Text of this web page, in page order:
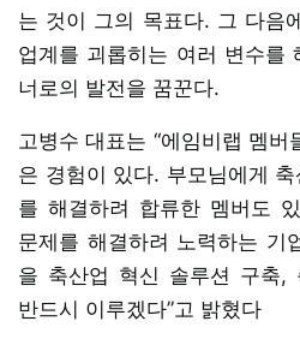
는 것이 그의 목표다. 그 다음
업계를 괴롭히는 여러 변수를
너로의 발전을 꿈꾼다.
고병수 대표는 “에임비랩 멤
은 경험이 있다. 부모님에게
를 해결하려 합류한 멤버도
문제를 해결하려 노력하는 기
을 축산업 혁신 솔루션 구축,
반드시 이루겠다”고 밝혔다